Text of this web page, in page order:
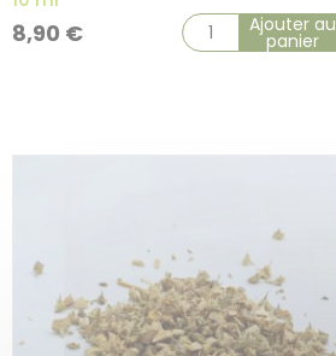
8,90 € Ajouter au
panier